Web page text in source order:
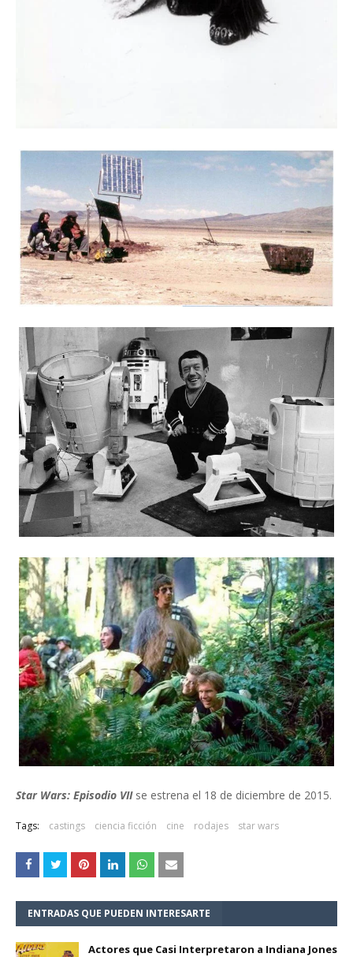
Star Wars: Episodio VII se estrena el 18 de diciembre de 2015.
Tags: castings ciencia ficción cine rodajes star wars
ENTRADAS QUE PUEDEN INTERESARTE
Actores que Casi Interpretaron a Indiana Jones